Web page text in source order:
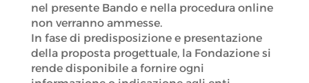
nel presente Bando e nella procedura online
non verranno ammesse.
In fase di predisposizione e presentazione
della proposta progettuale, la Fondazione si
rende disponibile a fornire ogni